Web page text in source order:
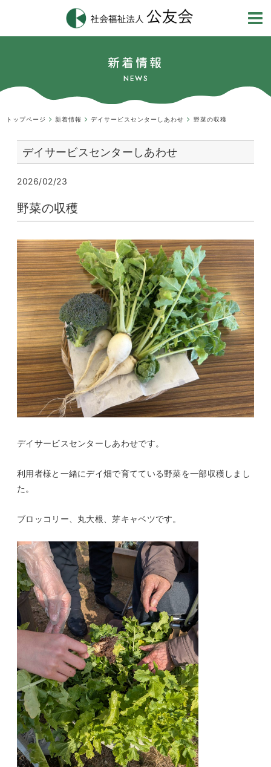
新着情報
NEWS
トップページ 新着情報 デイサービスセンターしあわせ 野菜の収穫
デイサービスセンターしあわせ
2026/02/23
野菜の収穫
デイサービスセンターしあわせです。
利用者様と一緒にデイ畑で育てている野菜を一部収穫しまし
た。
ブロッコリー、丸大根、芽キャベツです。